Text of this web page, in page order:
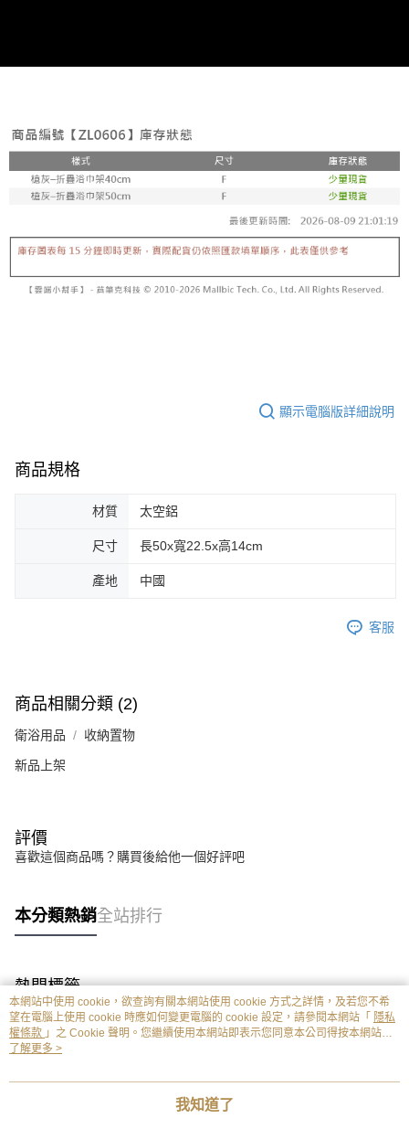
顯示電腦版詳細說明
商品規格
材質 太空鋁
尺寸 長50x寬22.5x高14cm
產地 中國
客服
商品相關分類 (2)
衛浴用品 收納置物
新品上架
評價
喜歡這個商品嗎？購買後給他一個好評吧
本分類熱銷全站排行
熱門標籤
本網站中使用 cookie，欲查詢有關本網站使用 cookie 方式之詳情，及若您不希
望在電腦上使用 cookie 時應如何變更電腦的 cookie 設定，請參閱本網站「 隱私
權條款 」之 Cookie 聲明。您繼續使用本網站即表示您同意本公司得按本網站使
用條款之 Cookie 聲明使用 cookie。
了解更多 >
我知道了